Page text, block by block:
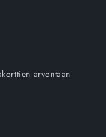
arvontaan